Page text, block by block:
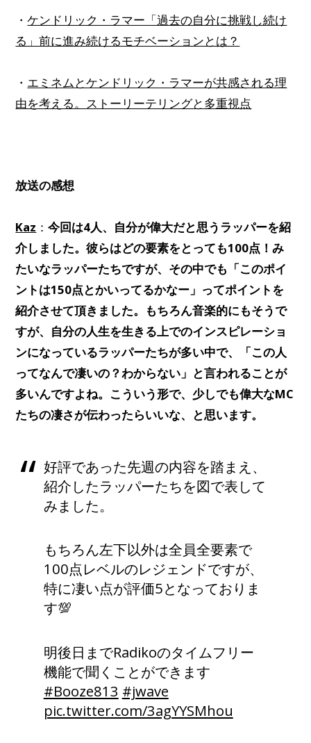
・ケンドリック・ラマー「過去の自分に挑戦し続け
る」前に進み続けるモチベーションとは？
・ エミネムとケンドリック・ラマーが共感される理
由を考える。ストーリーテリングと多重視点
放送の感想
Kaz ：今回は4人、自分が偉大だと思うラッパーを紹
介しました。彼らはどの要素をとっても100点！み
たいなラッパーたちですが、その中でも「このポイ
ントは150点とかいってるかなー」ってポイントを
紹介させて頂きました。もちろん音楽的にもそうで
すが、自分の人生を生きる上でのインスピレーショ
ンになっているラッパーたちが多い中で、「この人
ってなんで凄いの？わからない」と言われることが
多いんですよね。こういう形で、少しでも偉大なMC
たちの凄さが伝わったらいいな、と思います。
好評であった先週の内容を踏まえ、
紹介したラッパーたちを図で表して
みました。
もちろん左下以外は全員全要素で
100点レベルのレジェンドですが、
特に凄い点が評価5となっておりま
す💯
明後日までRadikoのタイムフリー
機能で聞くことができます
#Booze813 #jwave
pic.twitter.com/3agYYSMhou